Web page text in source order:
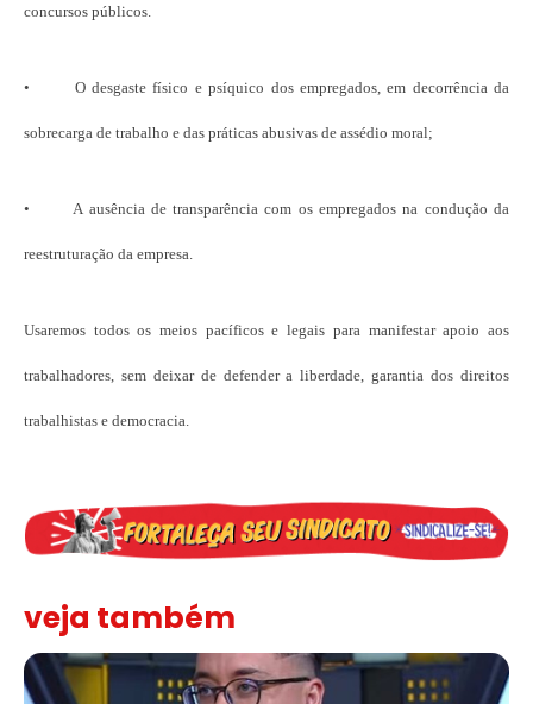
concursos públicos.
• O desgaste físico e psíquico dos empregados, em decorrência da
sobrecarga de trabalho e das práticas abusivas de assédio moral;
• A ausência de transparência com os empregados na condução da
reestruturação da empresa.
Usaremos todos os meios pacíficos e legais para manifestar apoio aos
trabalhadores, sem deixar de defender a liberdade, garantia dos direitos
trabalhistas e democracia.
veja também
Solidariedade ao jornalista Caê Vasconcelos e repúdio aos